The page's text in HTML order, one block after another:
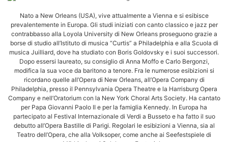
Nato a New Orleans (USA), vive attualmente a Vienna e si esibisce
prevalentemente in Europa. Gli studi iniziati con canto classico e jazz per
contrabbasso alla Loyola University di New Orleans proseguono grazie a
borse di studio all’Istituto di musica “Curtis” a Philadelphia e alla Scuola di
musica Juilliard, dove ha studiato con Boris Goldovsky e i suoi successori.
Dopo essersi laureato, su consiglio di Anna Moffo e Carlo Bergonzi,
modifica la sua voce da baritono a tenore. Fra le numerose esibizioni si
ricordano quelle all’Opera di New Orleans, all’Opera Company di
Philadelphia, presso il Pennsylvania Opera Theatre e la Harrisburg Opera
Company e nell’Oratorium con la New York Choral Arts Society. Ha cantato
per Papa Giovanni Paolo II e per la famiglia Kennedy. In Europa ha
partecipato al Festival Internazionale di Verdi a Busseto e ha fatto il suo
debutto all’Opera Bastille di Parigi. Regolari le esibizioni a Vienna, sia al
Teatro dell’Opera, che alla Volksoper, come anche ai Seefestspiele di